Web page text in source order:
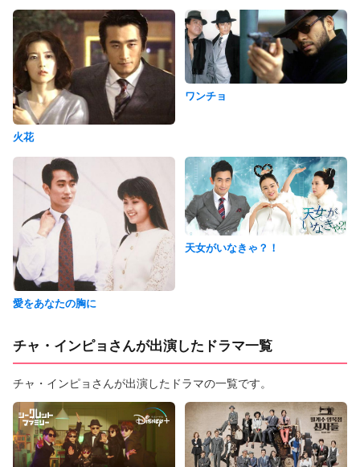
火花
ワンチョ
愛をあなたの胸に
天女がいなきゃ？！
チャ・インピョさんが出演したドラマ一覧
チャ・インピョさんが出演したドラマの一覧です。